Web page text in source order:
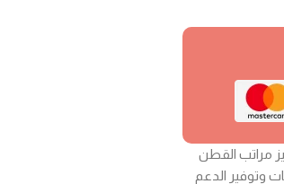
مراتب القطن
وتوفير الدعم